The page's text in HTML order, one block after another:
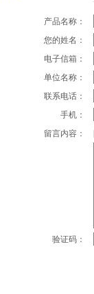
产品名称：
您的姓名：
电子信箱：
单位名称：
联系电话：
手机：
留言内容：
验证码：